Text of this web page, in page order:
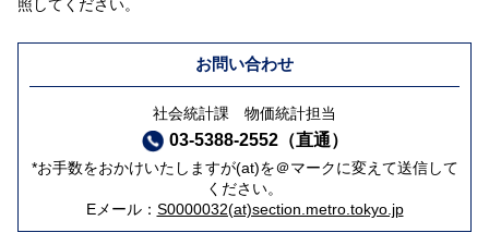
照してください。
お問い合わせ
社会統計課 物価統計担当
03-5388-2552（直通）
*お手数をおかけいたしますが(at)を＠マークに変えて送信して
ください。
Eメール： S0000032(at)section.metro.tokyo.jp